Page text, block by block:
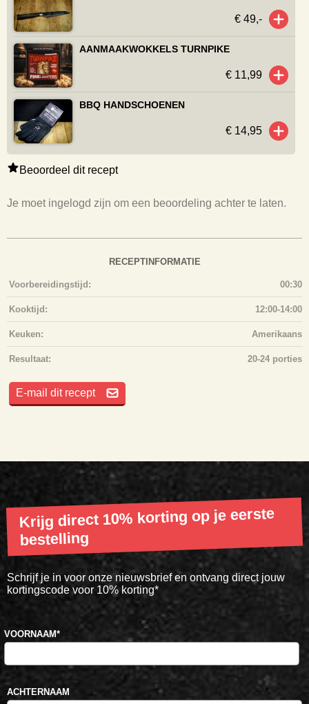
Beoordeel dit recept
Je moet ingelogd zijn om een beoordeling achter te laten.
RECEPTINFORMATIE
Voorbereidingstijd: 00:30
Kooktijd: 12:00-14:00
Keuken: Amerikaans
Resultaat: 20-24 porties
E-mail dit recept
€ 49,-
AANMAAKWOKKELS TURNPIKE
€ 11,99
BBQ HANDSCHOENEN
€ 14,95
Krijg direct 10% korting op je eerste
bestelling
Schrijf je in voor onze nieuwsbrief en ontvang direct jouw
kortingscode voor 10% korting*
VOORNAAM*
ACHTERNAAM